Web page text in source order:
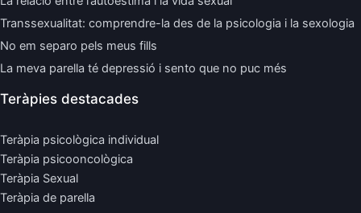
Transsexualitat: comprendre-la des de la psicologia i la sexologia
No em separo pels meus fills
La meva parella té depressió i sento que no puc més
Teràpies destacades
Teràpia psicològica individual
Teràpia psicooncològica
Teràpia Sexual
Teràpia de parella